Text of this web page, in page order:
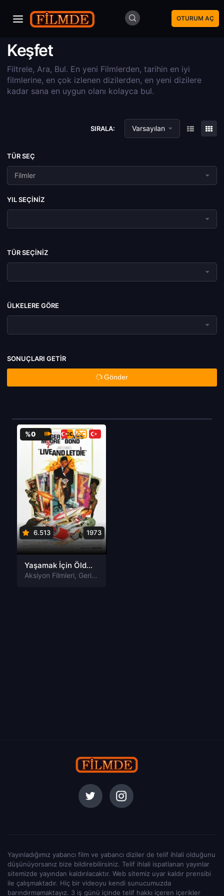
OTURUM AÇ
Keşfet
Filtrele, Ara, Bul. En yeni Filmlerden, tarihin en iyi
filmlerine, en çok izlenen dizilerden, en yeni dizilere
kadar sana en uygun olanı kolayca bul.
SIRALA: Varsayılan
TÜR SEÇ
Filmler
YIL SEÇINIZ
TÜR SEÇINIZ
ÜLKELERE GÖRE
SONUÇLARI GETIR
Gönder
%0
6.513 1973
Yaşamak İçin Öldür Live and Let Die Tr Dublaj izle
Aksiyon Filmleri, Gerilim Filmleri
Yayınladığımız yabancı film ve yabancı diziler de telif ihlali olduğunu
düşünüyorsanız bize bildirebilirsiniz. Telif ihlali ispatlanan yayınlar
sitemizde yayından kaldırılacaktır. Web sitemiz uyar kaldır prensibi
ile çalışmaktadır. Hiç bir videoyu kendi sunucumuzda
barındırmamaktayız. 3 iş günü içinde telif hakkı içeren içerikler